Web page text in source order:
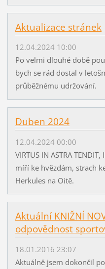
Aktualizace stránek
12.04.2024 10:00
Po velmi dlouhé době
bych se rád dostal v
průběžnému udržování.
Duben 2024
12.04.2024 00:00
VIRTUS IN ASTRA
míří ke hvězdám, strach
Herkules na Oitě.
Aktuální KNIŽNÍ
odpovědnost
18.01.2016 23:07
Aktuálně jsem dokončil